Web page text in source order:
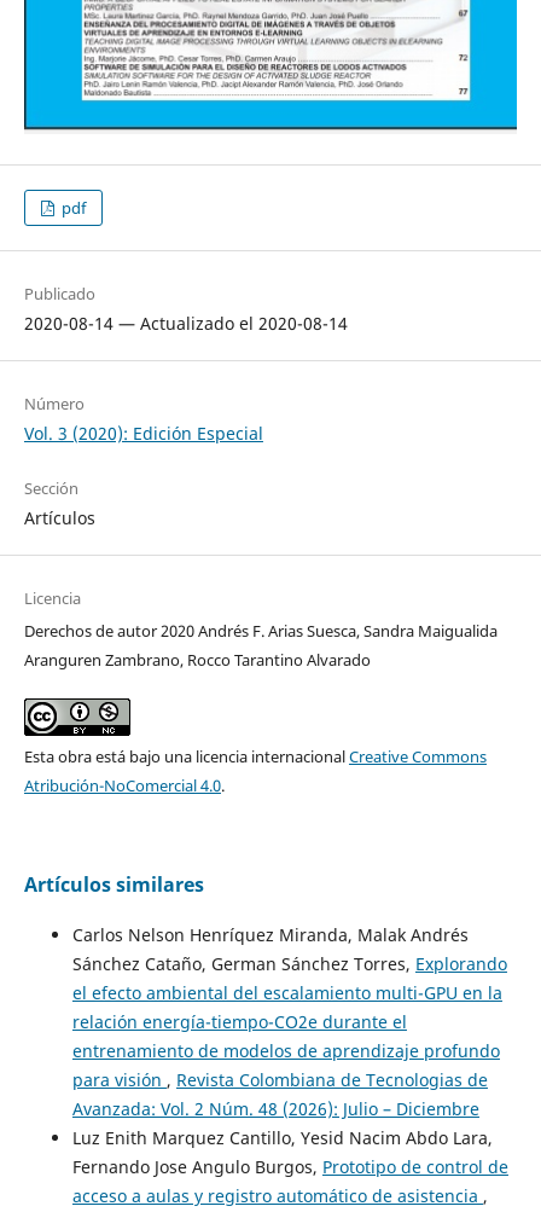
pdf
Publicado
2020-08-14 — Actualizado el 2020-08-14
Número
Vol. 3 (2020): Edición Especial
Sección
Artículos
Licencia
Derechos de autor 2020 Andrés F. Arias Suesca, Sandra Maigualida
Aranguren Zambrano, Rocco Tarantino Alvarado
Esta obra está bajo una licencia internacionalCreative Commons
Atribución-NoComercial 4.0.
Artículos similares
Carlos Nelson Henríquez Miranda, Malak Andrés
Sánchez Cataño, German Sánchez Torres, Explorando
el efecto ambiental del escalamiento multi-GPU en la
relación energía-tiempo-CO2e durante el
entrenamiento de modelos de aprendizaje profundo
para visión , Revista Colombiana de Tecnologias de
Avanzada: Vol. 2 Núm. 48 (2026): Julio – Diciembre
Luz Enith Marquez Cantillo, Yesid Nacim Abdo Lara,
Fernando Jose Angulo Burgos, Prototipo de control de
acceso a aulas y registro automático de asistencia ,